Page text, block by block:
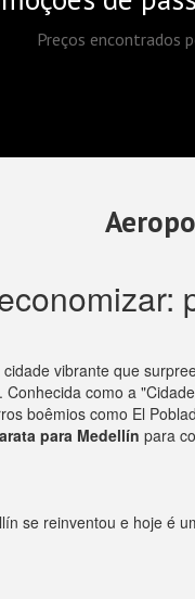
Preços encontrados
vibrante que
como a
boêmios como El
para Medellín para
se reinventou e hoje é